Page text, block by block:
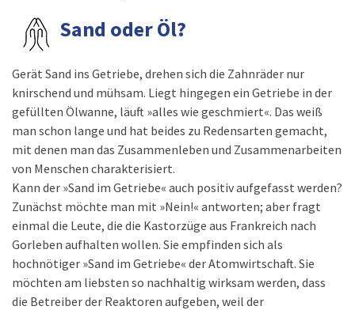
Sand oder Öl?
Gerät Sand ins Getriebe, drehen sich die Zahnräder nur
knirschend und mühsam. Liegt hingegen ein Getriebe in der
gefüllten Ölwanne, läuft »alles wie geschmiert«. Das weiß
man schon lange und hat beides zu Redensarten gemacht,
mit denen man das Zusammenleben und Zusammenarbeiten
von Menschen charakterisiert.
Kann der »Sand im Getriebe« auch positiv aufgefasst werden?
Zunächst möchte man mit »Nein!« antworten; aber fragt
einmal die Leute, die die Kastorzüge aus Frankreich nach
Gorleben aufhalten wollen. Sie empfinden sich als
hochnötiger »Sand im Getriebe« der Atomwirtschaft. Sie
möchten am liebsten so nachhaltig wirksam werden, dass
die Betreiber der Reaktoren aufgeben, weil der